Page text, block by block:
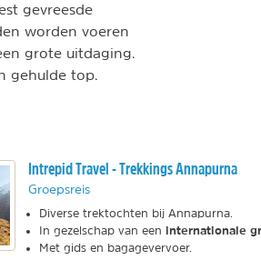
gevreesde
worden voeren
grote uitdaging.
gehulde top.
Intrepid Travel - Trekkings Annapurna
Groepsreis
Diverse trektochten bij Annapurna.
In gezelschap van een internationale
Met gids en bagagevervoer.